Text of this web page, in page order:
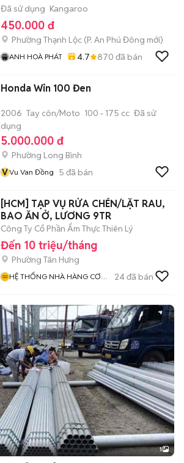
Đã sử dụng Kangaroo
450.000 đ
Phường Thạnh Lộc (P. An Phú Đông mới)
ANH HOÀ PHÁT 4.7 870 đã bán
Honda Win 100 Đen
2006 Tay côn/Moto 100 - 175 cc Đã sử
dụng
5.000.000 đ
Phường Long Bình
VVu Van Đồng 5 đã bán
[HCM] TẠP VỤ RỬA CHÉN/LẶT RAU,
BAO ĂN Ở, LƯƠNG 9TR
Công Ty Cổ Phần Ẩm Thực Thiên Lý
Đến 10 triệu/tháng
Phường Tân Hưng
HỆ THỐNG NHÀ HÀNG CƠM
24đã bán
1